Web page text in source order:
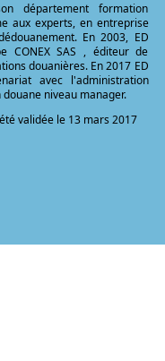
département formation
aux experts, en entreprise
En 2003, ED
CONEX SAS , éditeur de
douanières. En 2017 ED
avec l'administration
niveau manager.
validée le 13 mars 2017